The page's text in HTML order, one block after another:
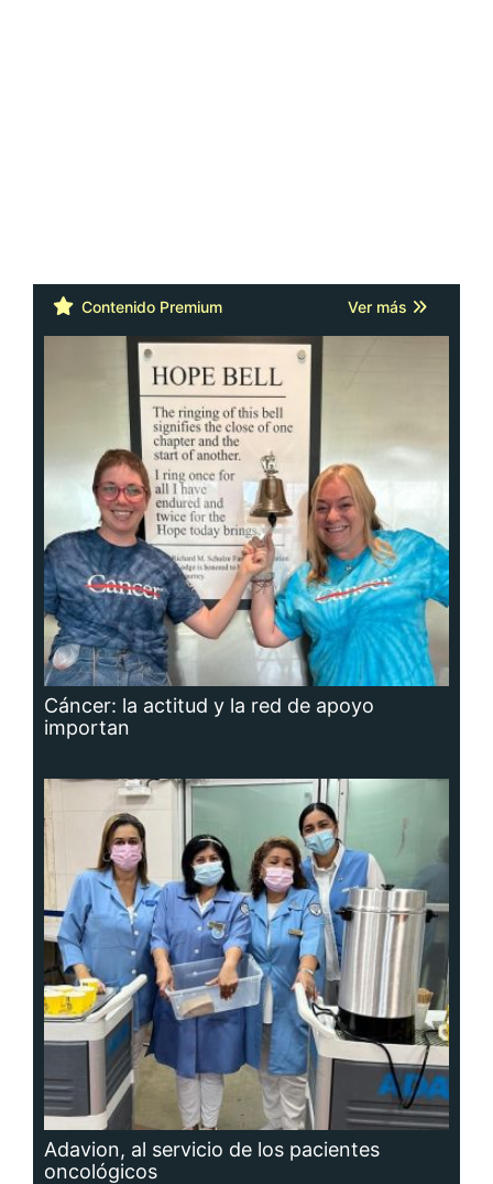
Contenido Premium Ver más
Cáncer: la actitud y la red de apoyo
importan
Adavion, al servicio de los pacientes
oncológicos